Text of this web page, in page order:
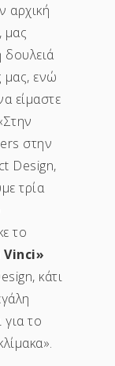
αρχική
μας
δουλειά
μας, ενώ
είμαστε
στην
Design,
τρία
το
Vinci»
κάτι
το
».